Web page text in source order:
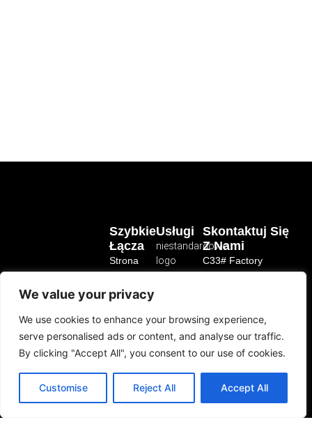
We value your privacy
We use cookies to enhance your browsing experience,
serve personalised ads or content, and analyse our traffic.
By clicking "Accept All", you consent to our use of cookies.
Customise Reject All Accept All
Producent
produktów
dla zwierząt
domowych
USZCZĘŚLIWIANIE
Usługi
niestandardowe
logo
produkt
niestandardowy
materiał
rozmiar
niestandardowy
Szybkie
Łącza
Strona
główna
O
Produkty
3D
Mockup
Wzory
Współpraca
Skontaktuj Się
Z Nami
C33# Factory
Building, Zhaoqing
No.41 Dawang
Avenue,
Gaoxin District,
E-mail:
service@qqpets.com